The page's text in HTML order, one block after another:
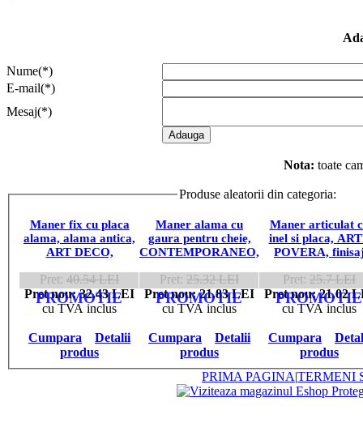
Nume(*)
E-mail(*)
Mesaj(*)
Nota: toate
Produse aleatorii din categoria:
Maner fix cu placa
alama, alama antica,
ART DECO,
PROMOTIE
Pret: 40.54 LEI
Pret nou: 32.43 LEI
cu TVA inclus
Cumpara
Detalii
produs
Maner alama cu
gaura pentru cheie,
CONTEMPORANEO,
15342.09601.09
PROMOTIE
Pret: 25.32 LEI
Pret nou: 21.83 LEI
cu TVA inclus
Cumpara
Detalii
produs
Maner articulat
inel si placa,
POVERA,
12321.06600.03
PROMOTIE
Pret: 25.7 LEI
Pret nou: 21.02
cu TVA inclus
Cumpara
produs
PRIMA PAGINA|TERMENI